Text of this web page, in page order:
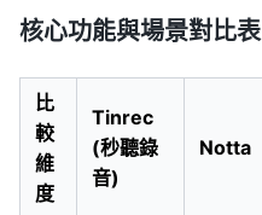
核心功能與場景對比表
比
較
維
度
Tinrec
(秒聽錄
音)
Notta